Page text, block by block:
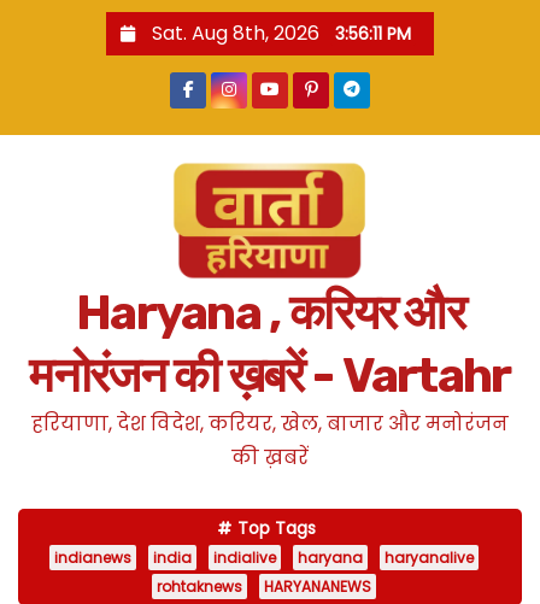
Sat. Aug 8th, 2026 3:56:12 PM
Haryana , करियर और
मनोरंजन की ख़बरें - Vartahr
हरियाणा, देश विदेश, करियर, खेल, बाजार और मनोरंजन
की ख़बरें
Top Tags
indianews india indialive haryana
haryanalive
rohtaknews
HARYANANEWS